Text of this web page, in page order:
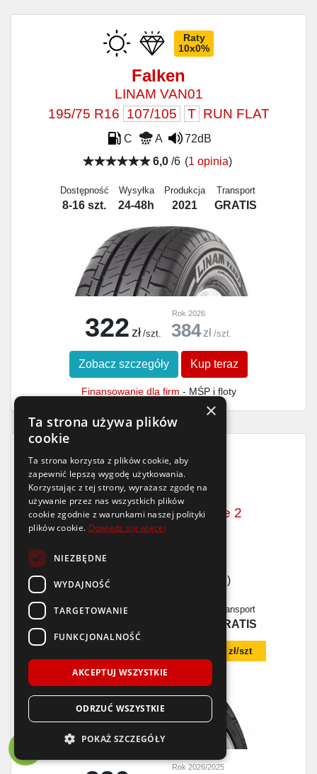
Raty
10x0%
Falken
LINAM VAN01
195/75 R16 107/105 T RUN FLAT
C A
72dB
6,0/6 (1 opinia)
Dostępność
8-16 szt.
Wysyłka
24-48h
Produkcja
2021
Transport
GRATIS
322 zł /szt.
Rok 2026
384 zł /szt.
Zobacz szczegóły Kup teraz
Finansowanie dla firm - MŚP i floty
Raty
10x0%
Goodyear
EfficientGrip Performance 2
205/55 R16
)
Dostępność Wysyłka Transport
GRATIS
115 zł/szt
Rok 2026/2025
×
Ta strona używa plików
cookie
Ta strona korzysta z plików cookie, aby
zapewnić lepszą wygodę użytkowania.
Korzystając z tej strony, wyrażasz zgodę na
używanie przez nas wszystkich plików
cookie zgodnie z warunkami naszej polityki
plików cookie. Dowiedz się więcej
NIEZBĘDNE
WYDAJNOŚĆ
TARGETOWANIE
FUNKCJONALNOŚĆ
AKCEPTUJ WSZYSTKIE
ODRZUĆ WSZYSTKIE
POKAŻ SZCZEGÓŁY